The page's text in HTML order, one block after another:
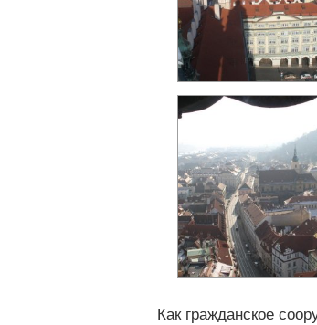
Как гражданское